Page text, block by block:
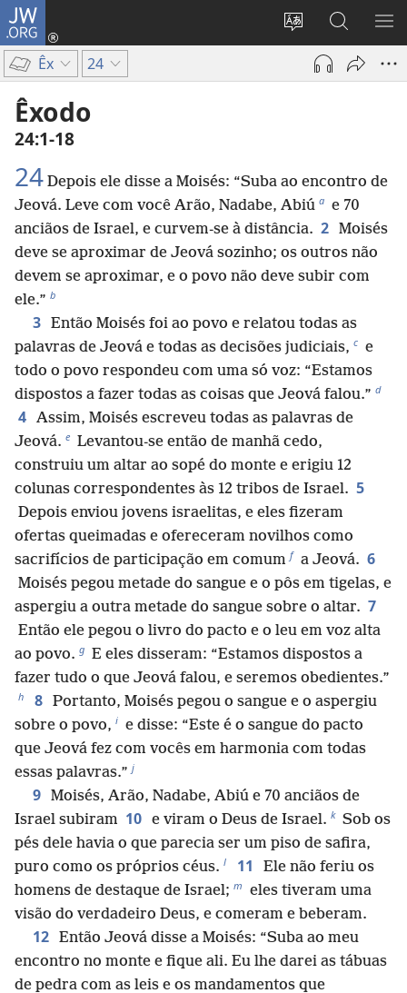
JW.ORG
Mudar
idioma
Log
Buscar
no
JW.ORG
Êx 24
Êxodo
24:1-18
24 Depois ele disse a Moisés: “Suba ao encontro de
Jeová. Leve com você Arão, Nadabe, Abiú a e 70
anciãos de Israel, e curvem-se à distância. 2 Moisés
deve se aproximar de Jeová sozinho; os outros não
devem se aproximar, e o povo não deve subir com
ele.” b
3 Então Moisés foi ao povo e relatou todas as
palavras de Jeová e todas as decisões judiciais, c e
todo o povo respondeu com uma só voz: “Estamos
dispostos a fazer todas as coisas que Jeová falou.” d
4 Assim, Moisés escreveu todas as palavras de
Jeová. e Levantou-se então de manhã cedo,
construiu um altar ao sopé do monte e erigiu 12
colunas correspondentes às 12 tribos de Israel. 5
Depois enviou jovens israelitas, e eles fizeram
ofertas queimadas e ofereceram novilhos como
sacrifícios de participação em comum f a Jeová. 6
Moisés pegou metade do sangue e o pôs em tigelas, e
aspergiu a outra metade do sangue sobre o altar. 7
Então ele pegou o livro do pacto e o leu em voz alta
ao povo. g E eles disseram: “Estamos dispostos a
fazer tudo o que Jeová falou, e seremos obedientes.”
h 8 Portanto, Moisés pegou o sangue e o aspergiu
sobre o povo, i e disse: “Este é o sangue do pacto
que Jeová fez com vocês em harmonia com todas
essas palavras.” j
9 Moisés, Arão, Nadabe, Abiú e 70 anciãos de
Israel subiram 10 e viram o Deus de Israel. k Sob os
pés dele havia o que parecia ser um piso de safira,
puro como os próprios céus. l 11
Ele não feriu os
homens de destaque de Israel; m eles tiveram uma
visão do verdadeiro Deus, e comeram e beberam.
12 Então Jeová disse a Moisés: “Suba ao meu
encontro no monte e fique ali. Eu lhe darei as tábuas
de pedra com as leis e os mandamentos que